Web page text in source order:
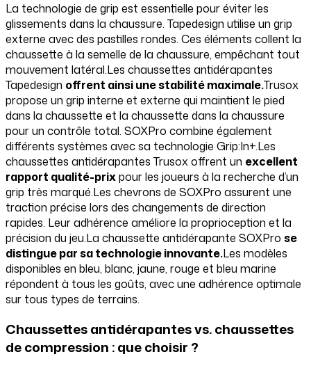
La technologie de grip est essentielle pour éviter les
glissements dans la chaussure. Tapedesign utilise un grip
externe avec des pastilles rondes. Ces éléments collent la
chaussette à la semelle de la chaussure, empêchant tout
mouvement latéral.Les chaussettes antidérapantes
Tapedesign offrent ainsi une stabilité maximale.Trusox
propose un grip interne et externe qui maintient le pied
dans la chaussette et la chaussette dans la chaussure
pour un contrôle total. SOXPro combine également
différents systèmes avec sa technologie Grip:In+.Les
chaussettes antidérapantes Trusox offrent un excellent
rapport qualité-prixpour les joueurs à la recherche d’un
grip très marqué.Les chevrons de SOXPro assurent une
traction précise lors des changements de direction
rapides. Leur adhérence améliore la proprioception et la
précision du jeu.La chaussette antidérapante SOXPro se
distingue par sa technologie innovante.Les modèles
disponibles en bleu, blanc, jaune, rouge et bleu marine
répondent à tous les goûts, avec une adhérence optimale
sur tous types de terrains.
Chaussettes antidérapantes vs. chaussettes
de compression : que choisir ?